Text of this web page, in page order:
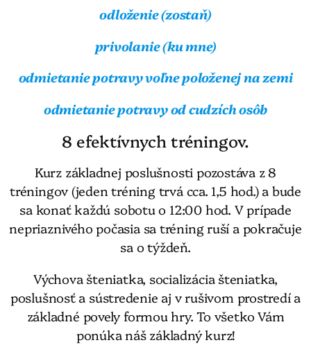
odloženie (zostaň)
privolanie (ku mne)
odmietanie potravy voľne položenej na zemi
odmietanie potravy od cudzích osôb
8 efektívnych tréningov.
Kurz základnej poslušnosti pozostáva z 8
tréningov (jeden tréning trvá cca. 1,5 hod.) a bude
sa konať každú sobotu o 12:00 hod. V prípade
nepriaznivého počasia sa tréning ruší a pokračuje
sa o týždeň.
Výchova šteniatka, socializácia šteniatka,
poslušnosť a sústredenie aj v rušivom prostredí a
základné povely formou hry. To všetko Vám
ponúka náš základný kurz!